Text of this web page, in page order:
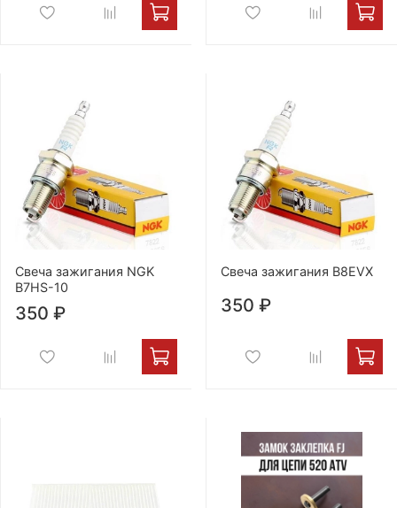
Свеча зажигания NGK
B7HS-10
350 ₽
Свеча зажигания B8EVX
350 ₽